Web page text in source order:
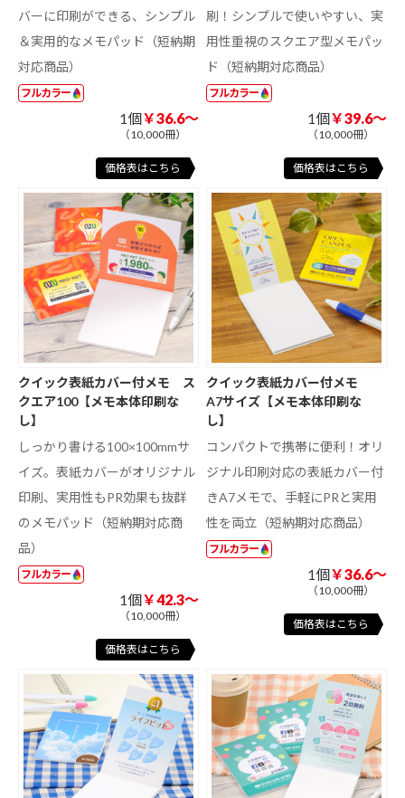
バーに印刷ができる、シンプル
＆実用的なメモパッド（短納期
対応商品）
フルカラー
1個￥36.6～
（10,000冊）
価格表はこちら
刷！シンプルで使いやすい、実
用性重視のスクエア型メモパッ
ド（短納期対応商品）
フルカラー
1個￥39.6～
（10,000冊）
価格表はこちら
クイック表紙カバー付メモ ス
クエア100【メモ本体印刷な
し】
しっかり書ける100×100mmサ
イズ。表紙カバーがオリジナル
印刷、実用性もPR効果も抜群
のメモパッド（短納期対応商
品）
フルカラー
1個￥42.3～
（10,000冊）
価格表はこちら
クイック表紙カバー付メモ
A7サイズ【メモ本体印刷な
し】
コンパクトで携帯に便利！オリ
ジナル印刷対応の表紙カバー付
きA7メモで、手軽にPRと実用
性を両立（短納期対応商品）
フルカラー
1個￥36.6～
（10,000冊）
価格表はこちら